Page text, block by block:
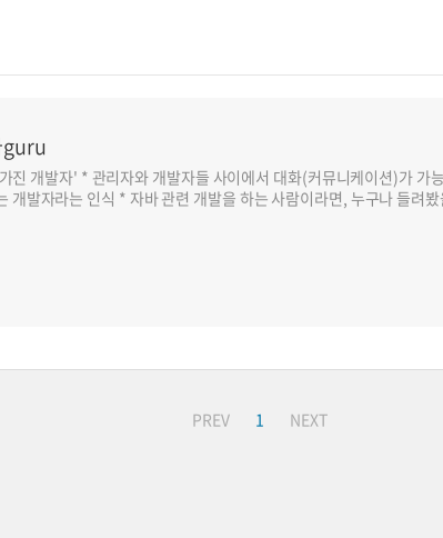
진 개발자' * 관리자와 개발자들 사이에서 대화(커뮤니케이션)가 가
개발자라는 인식 * 자바 관련 개발을 하는 사람이라면, 누구나 들려
PREV 1 NEXT